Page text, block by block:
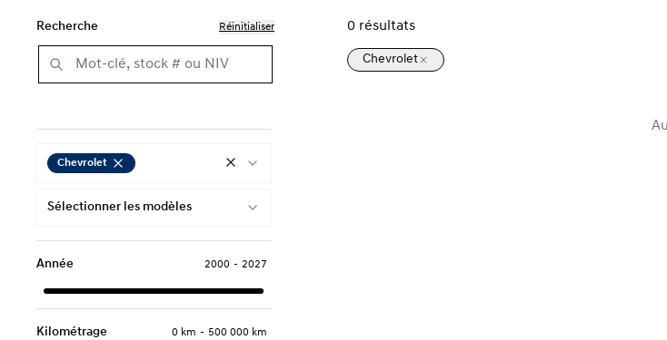
Recherche Réinitialiser
Chevrolet
Sélectionner les modèles
Année 2000 - 2027
Kilométrage 0 km - 500 000 km
0 résultats
Chevrolet